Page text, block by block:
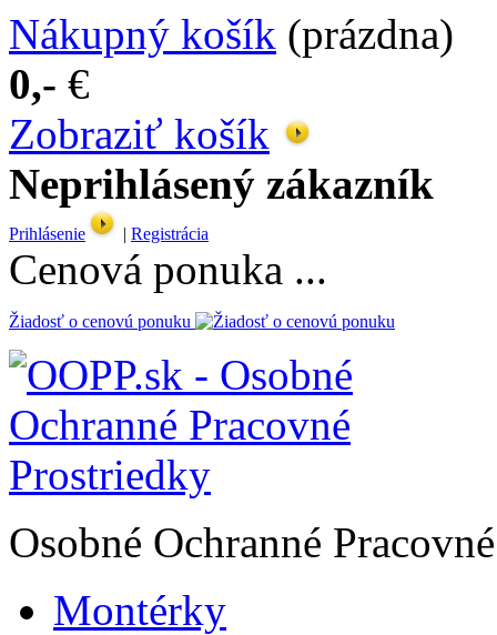
Nákupný košík (prázdna)
0,- €
Zobraziť košík
Neprihlásený zákazník
Prihlásenie | Registrácia
Cenová ponuka ...
Žiadosť o cenovú ponuku
Osobné Ochranné
Montérky